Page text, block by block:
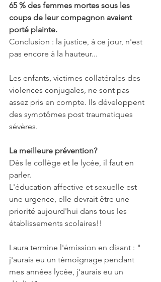
65 % des femmes mortes sous les
coups de leur compagnon avaient
porté plainte.
Conclusion : la justice, à ce jour, n'est
pas encore à la hauteur...
Les enfants, victimes collatérales des
violences conjugales, ne sont pas
assez pris en compte. Ils développent
des symptômes post traumatiques
sévères.
La meilleure prévention?
Dès le collège et le lycée, il faut en
parler.
L'éducation affective et sexuelle est
une urgence, elle devrait être une
priorité aujourd'hui dans tous les
établissements scolaires!!
Laura termine l'émission en disant : "
j'aurais eu un témoignage pendant
mes années lycée, j'aurais eu un